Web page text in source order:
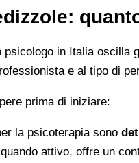
in Italia oscilla
e al tipo di
prima di iniziare:
la psicoterapia sono
attivo, offre un